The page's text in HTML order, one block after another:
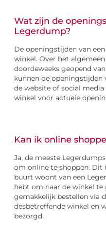
Wat zijn de
Legerdump?
De openingstijden van
winkel. Over het
doordeweeks geopend
kunnen de openingstijden
de website of social
winkel voor actuele
Kan ik online
Ja, de meeste
om online te shoppen. Dit
buurt woont van een
hebt om naar de winkel te
gemakkelijk bestellen via
desbetreffende winkel en
bezorgd.